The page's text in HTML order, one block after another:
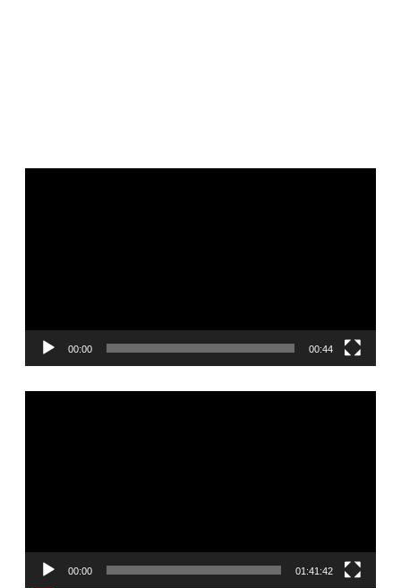
Видеоплеер
00:00 00:44
Видеоплеер
00:00 01:41:42